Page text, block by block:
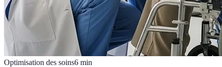
Optimisation des soins6 min